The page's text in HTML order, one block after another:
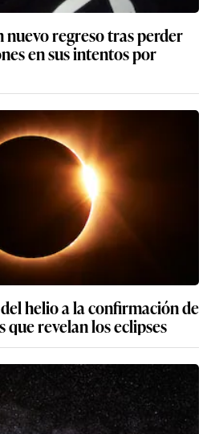
nuevo regreso tras perder
en sus intentos por
helio a la confirmación de
que revelan los eclipses